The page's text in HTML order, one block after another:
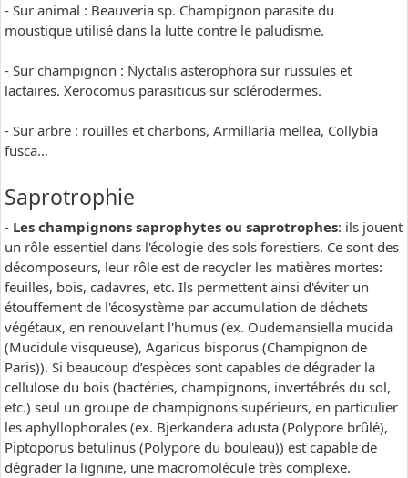
- Sur animal : Beauveria sp. Champignon parasite du
moustique utilisé dans la lutte contre le paludisme.
- Sur champignon : Nyctalis asterophora sur russules et
lactaires. Xerocomus parasiticus sur sclérodermes.
- Sur arbre : rouilles et charbons, Armillaria mellea, Collybia
fusca…
Saprotrophie
- Les champignons saprophytes ou saprotrophes: ils jouent
un rôle essentiel dans l'écologie des sols forestiers. Ce sont des
décomposeurs, leur rôle est de recycler les matières mortes:
feuilles, bois, cadavres, etc. Ils permettent ainsi d'éviter un
étouffement de l'écosystème par accumulation de déchets
végétaux, en renouvelant l'humus (ex. Oudemansiella mucida
(Mucidule visqueuse), Agaricus bisporus (Champignon de
Paris)). Si beaucoup d’espèces sont capables de dégrader la
cellulose du bois (bactéries, champignons, invertébrés du sol,
etc.) seul un groupe de champignons supérieurs, en particulier
les aphyllophorales (ex. Bjerkandera adusta (Polypore brûlé),
Piptoporus betulinus (Polypore du bouleau)) est capable de
dégrader la lignine, une macromolécule très complexe.